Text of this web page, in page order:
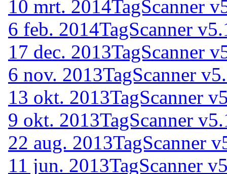
10 mrt. 2014TagScanner
6 feb. 2014TagScanner
17 dec. 2013TagScanner
6 nov. 2013TagScanner
13 okt. 2013TagScanner
9 okt. 2013TagScanner
22 aug. 2013TagScanner
11 jun. 2013TagScanner